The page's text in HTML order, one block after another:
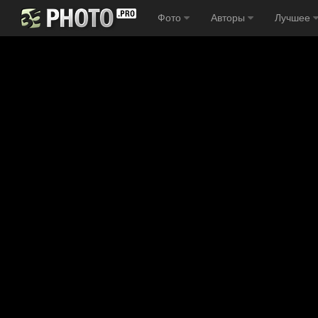
Фото Авторы Лучшее